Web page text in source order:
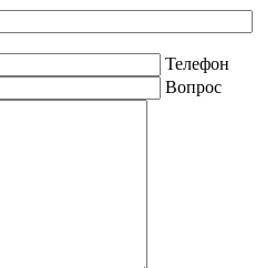
Телефон
Вопрос